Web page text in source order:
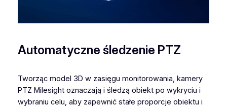
Automatyczne śledzenie PTZ
Tworząc model 3D w zasięgu monitorowania, kamery
PTZ Milesight oznaczają i śledzą obiekt po wykryciu i
wybraniu celu, aby zapewnić stałe proporcje obiektu i